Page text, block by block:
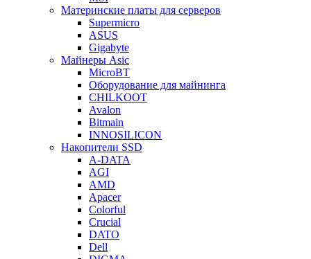
Материнские платы для серверов
Supermicro
ASUS
Gigabyte
Майнеры Asic
MicroBT
Оборудование для майнинга
CHILKOOT
Avalon
Bitmain
INNOSILICON
Накопители SSD
A-DATA
AGI
AMD
Apacer
Colorful
Crucial
DATO
Dell